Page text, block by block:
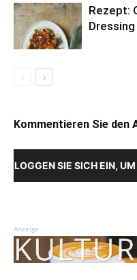
Rezept:
Kommentieren Sie den
LOGGEN SIE SICH EIN,
Anzeige